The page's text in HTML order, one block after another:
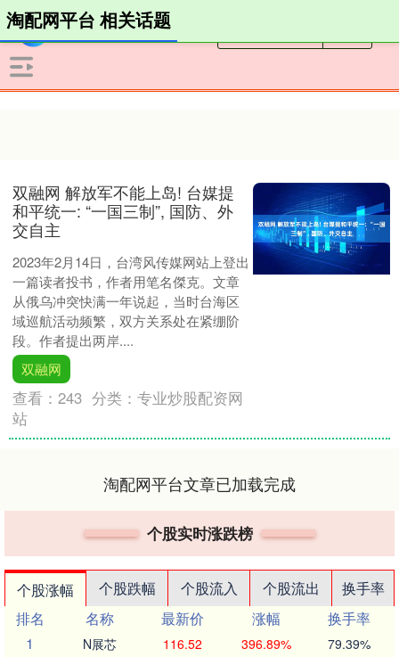
淘配网平台 相关话题
双融网 解放军不能上岛! 台媒提
和平统一: “一国三制”, 国防、外
交自主
2023年2月14日，台湾风传媒网站上登出
一篇读者投书，作者用笔名傑克。文章
从俄乌冲突快满一年说起，当时台海区
域巡航活动频繁，双方关系处在紧绷阶
段。作者提出两岸....
双融网
查看：243 分类：专业炒股配资网
站
淘配网平台文章已加载完成
个股实时涨跌榜
个股涨幅 个股跌幅 个股流入 个股流出
换手率
排名
名称 最新价 涨幅
换手率
1
N展芯 116.52 396.89% 79.39%